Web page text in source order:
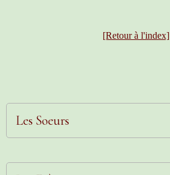
[Retour à l'index]
Les Soeurs